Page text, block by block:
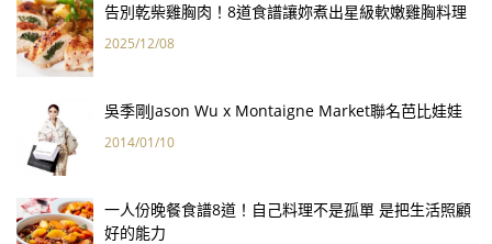
告別乾柴雞胸肉！8道食譜讓妳煮出星級軟嫩雞胸料理
2025/12/08
吳季剛Jason Wu x Montaigne Market聯名芭比娃娃
2014/01/10
一人份晚餐食譜8道！自己料理不是孤單 是把生活照顧
好的能力